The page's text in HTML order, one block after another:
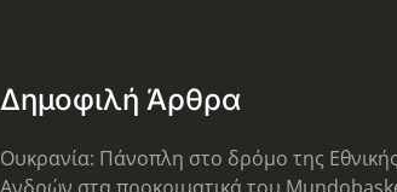
Δημοφιλή Άρθρα
Ουκρανία: Πάνοπλη στο δρόμο της Εθνικής
Ανδρών στα προκριματικά του